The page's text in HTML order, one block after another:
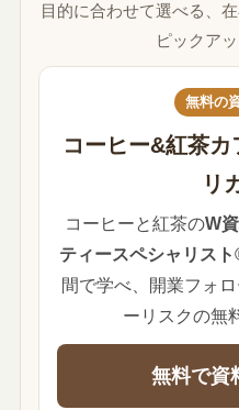
目的に合わせて選べる、
ピックア
無料の
コーヒー&紅茶
リ
コーヒーと紅茶のW
ティースペシャリスト
間で学べ、開業フォ
ーリスクの無
無料で資